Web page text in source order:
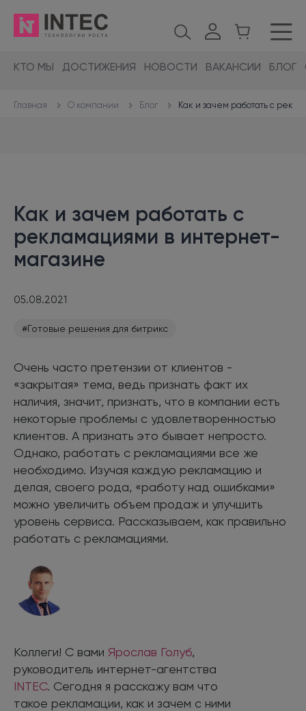
КТО МЫ ДОСТИЖЕНИЯ НОВОСТИ ВАКАНСИИ БЛОГ
Главная О компании Блог Как и зачем работать с
Как и зачем работать с
рекламациями в интернет-
магазине
05.08.2021
#Готовые решения для битрикс
Очень часто претензии от клиентов -
«закрытая» тема, ведь признать факт их
наличия, значит, признать, что в компании есть
некоторые проблемы с удовлетворенностью
клиентов. А признать это бывает непросто.
Однако, работать с рекламациями все же
необходимо. Изучая каждую рекламацию и
делая, своего рода, «работу над ошибками»
можно увеличить объем продаж и улучшить
уровень сервиса. Рассказываем, как правильно
работать с рекламациями.
Коллеги! С вами Ярослав Голуб,
руководитель интернет-агентства
INTEC. Сегодня я расскажу вам что
такое рекламации, как и зачем с ними